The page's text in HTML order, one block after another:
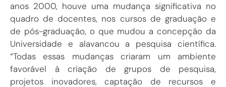
anos 2000, houve uma mudança significativa no
quadro de docentes, nos cursos de graduação e
de pós-graduação, o que mudou a concepção da
Universidade e alavancou a pesquisa científica.
“Todas essas mudanças criaram um ambiente
favorável à criação de grupos de pesquisa,
projetos inovadores, captação de recursos e